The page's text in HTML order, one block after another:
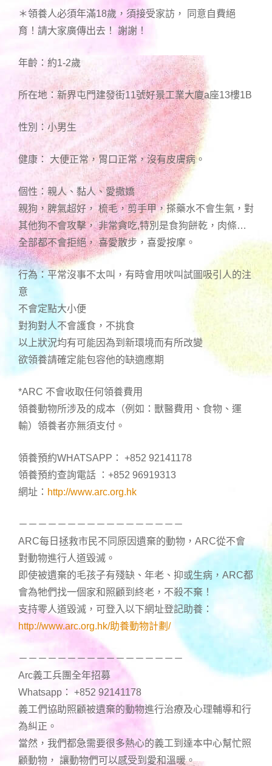
＊領養人必須年滿18歲，須接受家訪， 同意自費絕
育！請大家廣傳出去！ 謝謝！
年齡：約1-2歲
所在地：新界屯門建發街11號好景工業大廈a座13樓1B
性別：小男生
健康： 大便正常，胃口正常，沒有皮膚病。
個性：親人、黏人、愛撒嬌
親狗，脾氣超好， 梳毛，剪手甲，搽藥水不會生氣，對
其他狗不會攻擊， 非常貪吃,特別是食狗餅乾，肉條…
全部都不會拒絕， 喜愛散步，喜愛按摩。
行為：平常沒事不太叫，有時會用吠叫試圖吸引人的注
意
不會定點大小便
對狗對人不會護食，不挑食
以上狀況均有可能因為到新環境而有所改變
欲領養請確定能包容他的缺適應期
*ARC 不會收取任何領養費用
領養動物所涉及的成本（例如：獸醫費用、食物、運
輸）領養者亦無須支付。
領養預約WHATSAPP： +852 92141178
領養預約查詢電話 ：+852 96919313
網址： http://www.arc.org.hk
－－－－－－－－－－－－－－－－－
ARC每日拯救市民不同原因遺棄的動物，ARC從不會
對動物進行人道毀滅。
即使被遺棄的毛孩子有殘缺、年老、抑或生病，ARC都
會為牠們找一個家和照顧到終老，不殺不棄！
支持零人道毀滅，可登入以下網址登記助養：
http://www.arc.org.hk/助養動物計劃/
－－－－－－－－－－－－－－－－－
Arc義工兵團全年招募
Whatsapp： +852 92141178
義工們協助照顧被遺棄的動物進行治療及心理輔導和行
為糾正。
當然，我們都急需要很多熱心的義工到達本中心幫忙照
顧動物， 讓動物們可以感受到愛和溫暖。